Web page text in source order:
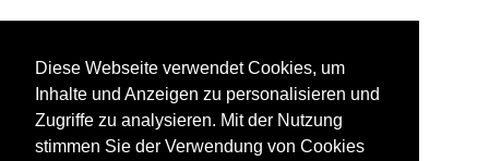
Diese Webseite verwendet Cookies, um
Inhalte und Anzeigen zu personalisieren und
Zugriffe zu analysieren. Mit der Nutzung
stimmen Sie der Verwendung von Cookies